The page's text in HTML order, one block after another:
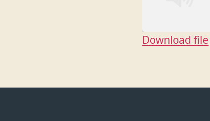
Download file